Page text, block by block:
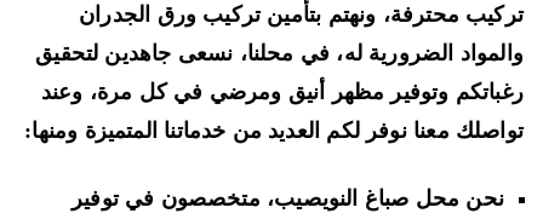
محترفة، ونهتم بتأمين تركيب ورق الجدران
الضرورية له، في محلنا، نسعى جاهدين لتحقيق
وتوفير مظهر أنيق ومرضي في كل مرة، وعند
معنا نوفر لكم العديد من خدماتنا المتميزة ومنها:
نحن محل صباغ النويصيب، متخصصون في توفير